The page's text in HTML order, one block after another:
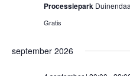
Processiepark
Gratis
september 2026